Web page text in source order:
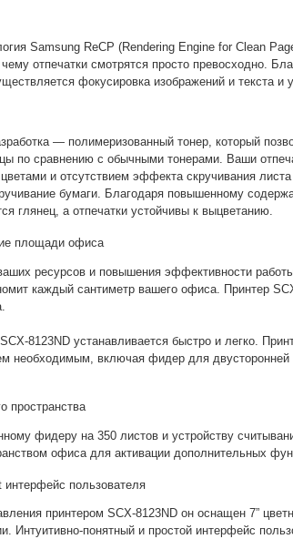
Samsung ReCP (Rendering Engine for Clean
отпечатки смотрятся просто превосходно.
фокусировка изображений и текста и
— полимеризованный тонер, который
по сравнению с обычными тонерами. Ваши
и отсутствием эффекта скручивания
бумаги. Благодаря повышенному
глянец, а отпечатки устойчивы к выцветанию.
площади офиса
ресурсов и повышения эффективности
каждый сантиметр вашего офиса. Принтер
8123ND устанавливается быстро и легко.
необходимым, включая фидер для двусторонней
пространства
фидеру на 350 листов и устройству
офиса для активации дополнительных
интерфейс пользователя
принтером SCX-8123ND он оснащен 7”
Интуитивно-понятный и простой интерфейс